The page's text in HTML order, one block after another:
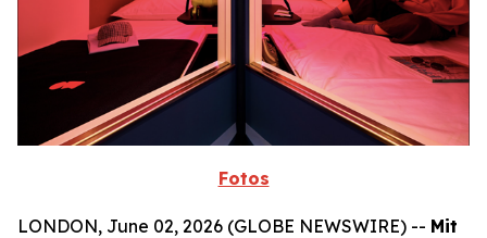
Fotos
LONDON, June 02, 2026 (GLOBE NEWSWIRE) -- Mit